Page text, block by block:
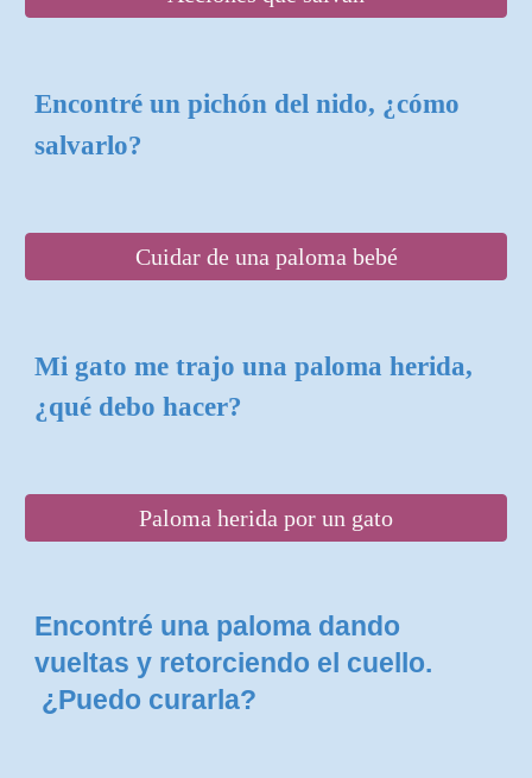
Encontré un pichón del nido, ¿cómo
salvarlo?
Cuidar de una paloma bebé
Mi gato me trajo una paloma herida,
¿qué debo hacer?
Paloma herida por un gato
Encontré una paloma dando
vueltas y retorciendo el cuello.
¿Puedo curarla?